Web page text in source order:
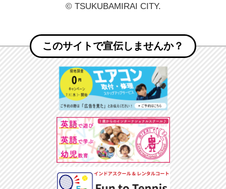
© TSUKUBAMIRAI CITY.
このサイトで宣伝しませんか？